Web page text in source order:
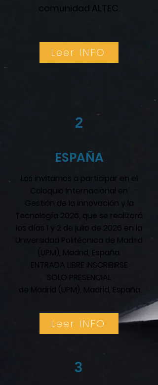
comunidad ALTEC.
Leer INFO
2
ESPAÑA
Los invitamos a participar en el
Coloquio Internacional en
Gestión de la Innovación y la
Tecnología 2026, que se realizará
los días 1 y 2 de julio de 2026 en la
Universidad Politécnica de Madrid
(UPM), Madrid, España.
ENTRADA LIBRE INSCRIBIRSE
SOLO PRESENCIAL
de Madrid (UPM), Madrid, España.
Leer INFO
3